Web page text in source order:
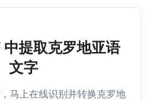
中提取克罗地亚语
文字
马上在线识别并转换克罗地